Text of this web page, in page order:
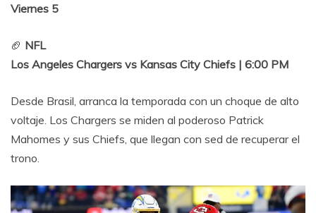
Viernes 5
🏈 NFL
Los Angeles Chargers vs Kansas City Chiefs | 6:00 PM
Desde Brasil, arranca la temporada con un choque de alto
voltaje. Los Chargers se miden al poderoso Patrick
Mahomes y sus Chiefs, que llegan con sed de recuperar el
trono.